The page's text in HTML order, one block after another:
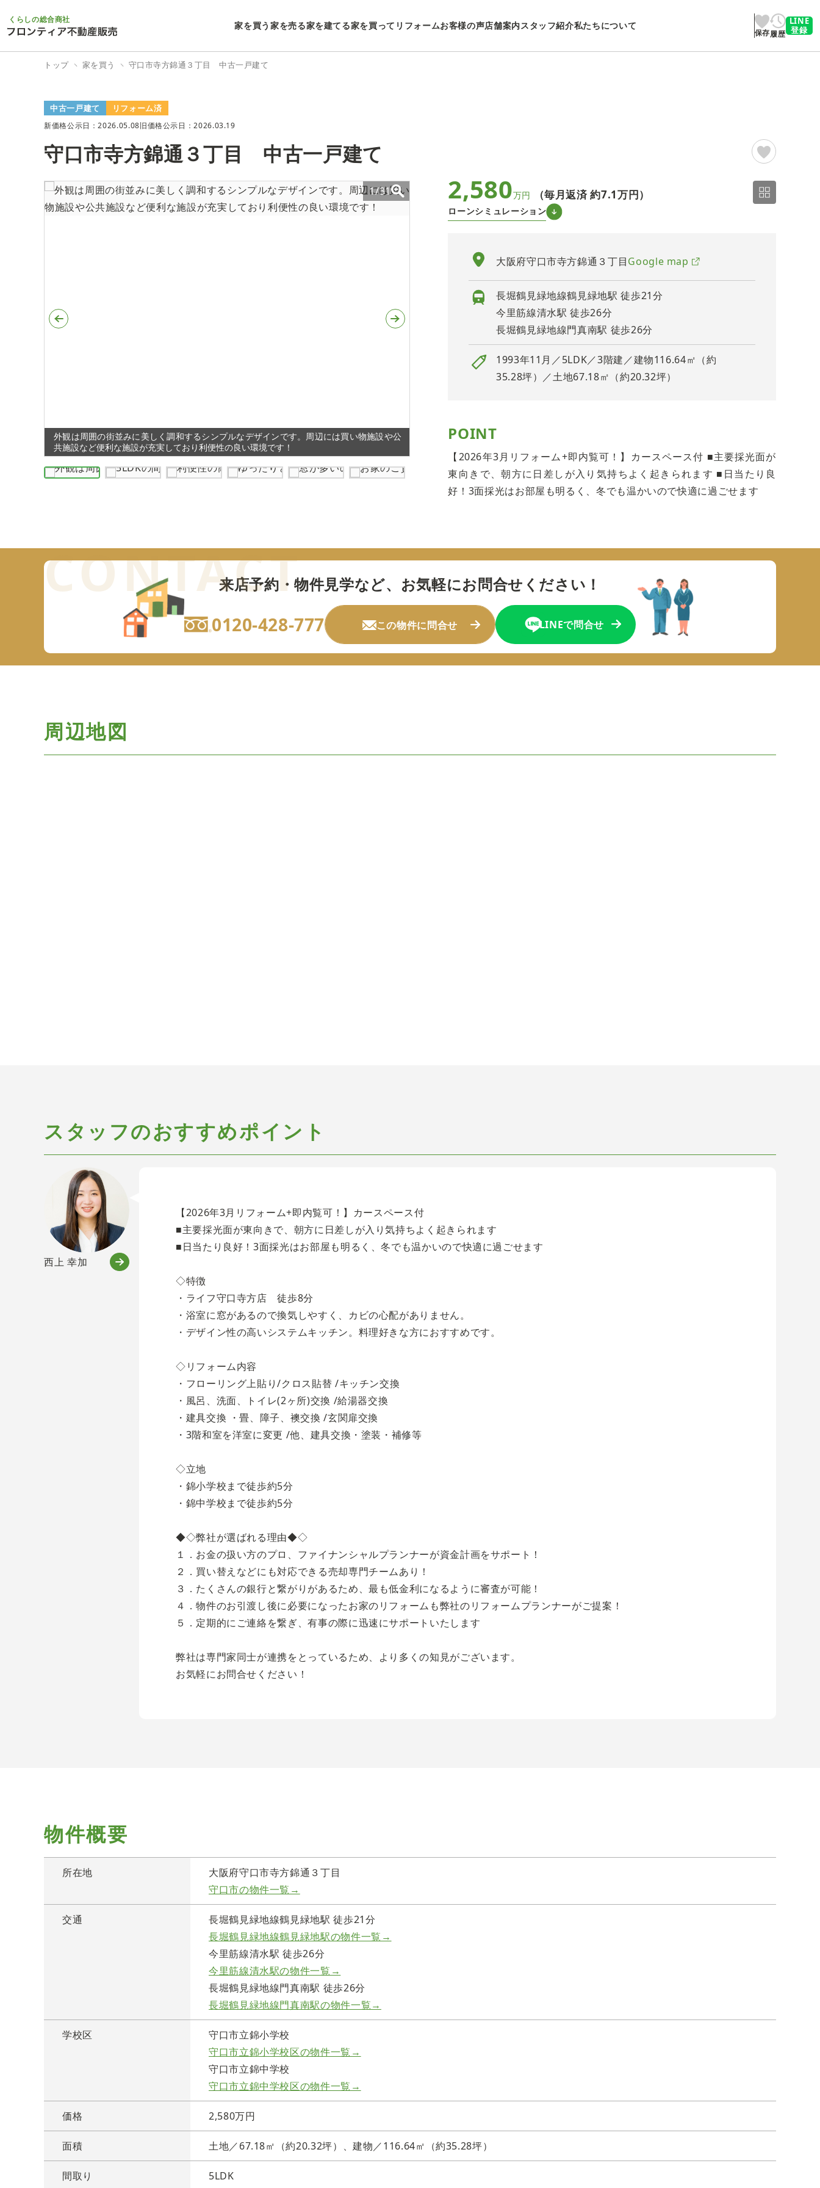
くらしの総合商社
家を買う 家を売る家を建てる家を買ってリフォームお客様の声店舗案内スタッフ紹介私たちについて
保存履歴
LINE
登録
トップ 家を買う 守口市寺方錦通３丁目 中古一戸建て
中古一戸建て リフォーム済
新価格公示日：2026.05.08旧価格公示日：2026.03.19
守口市寺方錦通３丁目 中古一戸建て
1/31
外観は周囲の街並みに美しく調和するシンプルなデザインです。周辺には買い物施設や公
共施設など便利な施設が充実しており利便性の良い環境です！
2/31
5LDKの間取りは、家族の成長に合わせて自由にアレンジ可能です。快適な居住空間を提供
2,580万円 （毎月返済 約7.1万円）
ローンシミュレーション
大阪府守口市寺方錦通３丁目Google map
長堀鶴見緑地線鶴見緑地駅 徒歩21分
今里筋線清水駅 徒歩26分
長堀鶴見緑地線門真南駅 徒歩26分
1993年11月／5LDK／3階建／建物116.64㎡（約
35.28坪）／土地67.18㎡（約20.32坪）
POINT
【2026年3月リフォーム+即内覧可！】カースペース付 ■主要採光面が
東向きで、朝方に日差しが入り気持ちよく起きられます ■日当たり良
好！3面採光はお部屋も明るく、冬でも温かいので快適に過ごせます
来店予約・物件見学など、 お気軽にお問合せください！
0120-428-777 この物件に問合せ LINEで問合せ
周辺地図
スタッフのおすすめポイント
西上 幸加
【2026年3月リフォーム+即内覧可！】カースペース付
■主要採光面が東向きで、朝方に日差しが入り気持ちよく起きられます
■日当たり良好！3面採光はお部屋も明るく、冬でも温かいので快適に過ごせます
◇特徴
・ライフ守口寺方店 徒歩8分
・浴室に窓があるので換気しやすく、カビの心配がありません。
・デザイン性の高いシステムキッチン。料理好きな方におすすめです。
◇リフォーム内容
・フローリング上貼り/クロス貼替 /キッチン交換
・風呂、洗面、トイレ(2ヶ所)交換 /給湯器交換
・建具交換 ・畳、障子、襖交換 /玄関扉交換
・3階和室を洋室に変更 /他、建具交換・塗装・補修等
◇立地
・錦小学校まで徒歩約5分
・錦中学校まで徒歩約5分
◆◇弊社が選ばれる理由◆◇
１．お金の扱い方のプロ、ファイナンシャルプランナーが資金計画をサポート！
２．買い替えなどにも対応できる売却専門チームあり！
３．たくさんの銀行と繋がりがあるため、最も低金利になるように審査が可能！
４．物件のお引渡し後に必要になったお家のリフォームも弊社のリフォームプランナーがご提案！
５．定期的にご連絡を繋ぎ、有事の際に迅速にサポートいたします
弊社は専門家同士が連携をとっているため、より多くの知見がございます。
お気軽にお問合せください！
物件概要
所在地
大阪府守口市寺方錦通３丁目
守口市の物件一覧→
交通
長堀鶴見緑地線鶴見緑地駅 徒歩21分
長堀鶴見緑地線鶴見緑地駅の物件一覧→
今里筋線清水駅 徒歩26分
今里筋線清水駅の物件一覧→
長堀鶴見緑地線門真南駅 徒歩26分
長堀鶴見緑地線門真南駅の物件一覧→
学校区
守口市立錦小学校
守口市立錦小学校区の物件一覧→
守口市立錦中学校
守口市立錦中学校区の物件一覧→
価格 2,580万円
面積 土地／67.18㎡（約20.32坪）、建物／116.64㎡（約35.28坪）
間取り 5LDK